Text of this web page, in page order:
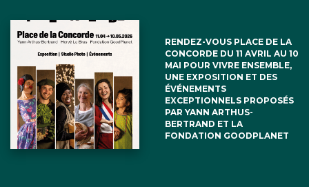
RENDEZ-VOUS PLACE DE LA
CONCORDE DU 11 AVRIL AU 10
MAI POUR VIVRE ENSEMBLE,
UNE EXPOSITION ET DES
ÉVÉNEMENTS
EXCEPTIONNELS PROPOSÉS
PAR YANN ARTHUS-
BERTRAND ET LA
FONDATION GOODPLANET